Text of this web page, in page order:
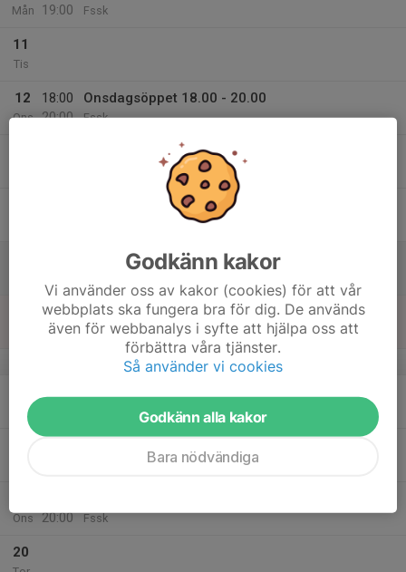
Mån
19:00
Fssk
11
Tis
12
Ons
18:00
20:00
Onsdagsöppet 18.00 - 20.00
Fssk
Banan öppen mellan 9.00-13.00
v.34
Mån
Ons
20:00
Fssk
20
Godkänn kakor
Vi använder oss av kakor (cookies) för att vår
webbplats ska fungera bra för dig. De används
även för webbanalys i syfte att hjälpa oss att
förbättra våra tjänster.
Så använder vi cookies
Godkänn alla kakor
Bara nödvändiga